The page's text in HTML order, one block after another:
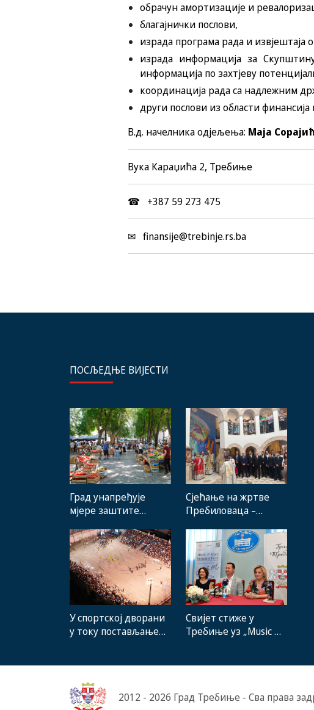
обрачун амортизације и
благајнички послови,
израда програма рада и извјештаја
израда информација за
информација по захтјеву
координација рада са надлежним
други послови из области финансија
В.д. начелникa одјељења: Маја
Вука Караџића 2, Требиње
☎ +387 59 273 475
✉ finansije@trebinje.rs.ba
ПОСЉЕДЊЕ ВИЈЕСТИ
Град унапређује
мјере заштите
произвођача и рад
градске пијаце
Сјећање на жртве
Пребиловаца –
присуствовали
представници
институција,
локалних заједница и
грађани
У спортској дворани
у току постављање
мобилијар
Свијет стиже у
Требиње уз „Music &
2012 - 2026 Град Требиње - Сва права